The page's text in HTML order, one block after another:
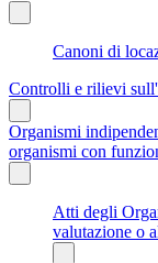
Canoni di
Controlli e rilievi
Organismi
organismi con
Atti degli
valutazione o